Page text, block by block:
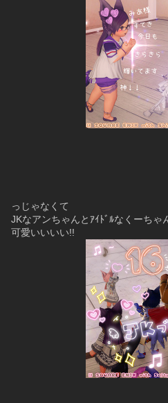
っじゃなくて
JKなアンちゃんとｱｲﾄﾞﾙなくーちゃ
可愛いいいい!!